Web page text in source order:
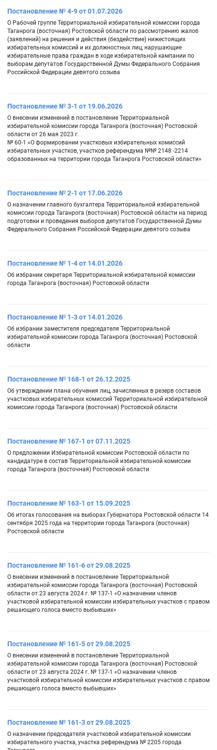
Постановление № 4-9 от 01.07.2026
О Рабочей группе Территориальной избирательной комиссии города
Таганрога (восточная) Ростовской области по рассмотрению жалоб
(заявлений) на решения и действия (бездействие) нижестоящих
избирательных комиссий и их должностных лиц, нарушающие
избирательные права граждан в ходе избирательной кампании по
выборам депутатов Государственной Думы Федерального Собрания
Российской Федерации девятого созыва
Постановление № 3-1 от 19.06.2026
О внесении изменений в постановление Территориальной
избирательной комиссии города Таганрога (восточная) Ростовской
области от 26 мая 2023 г.
№ 60-1 «О формировании участковых избирательных комиссий
избирательных участков, участков референдума №№ 2148 -2214
образованных на территории города Таганрога Ростовской области»
Постановление № 2-1 от 17.06.2026
О назначении главного бухгалтера Территориальной избирательной
комиссии города Таганрога (восточная) Ростовской области на период
подготовки и проведения выборов депутатов Государственной Думы
Федерального Собрания Российской Федерации девятого созыва
Постановление № 1-4 от 14.01.2026
Об избрании секретаря Территориальной избирательной комиссии
города Таганрога (восточная) Ростовской области
Постановление № 1-3 от 14.01.2026
Об избрании заместителя председателя Территориальной
избирательной комиссии города Таганрога (восточная) Ростовской
области
Постановление № 168-1 от 26.12.2025
Об утверждении плана обучения лиц, зачисленных в резерв составов
участковых избирательных комиссий Территориальной избирательной
комиссии города Таганрога (восточная) Ростовской области
Постановление № 167-1 от 07.11.2025
О предложении Избирательной комиссии Ростовской области по
кандидатуре в состав Территориальной избирательной комиссии
города Таганрога (восточная) Ростовской области
Постановление № 163-1 от 15.09.2025
Об итогах голосования на выборах Губернатора Ростовской области 14
сентября 2025 года на территории города Таганрога (восточная)
Ростовской области
Постановление № 161-6 от 29.08.2025
О внесении изменений в постановление Территориальной
избирательной комиссии города Таганрога (восточная) Ростовской
области от 23 августа 2024 г. № 137-1 «О назначении членов
участковой избирательной комиссии избирательных участков с правом
решающего голоса вместо выбывших»
Постановление № 161-5 от 29.08.2025
О внесении изменений в постановление Территориальной
избирательной комиссии города Таганрога (восточная) Ростовской
области от 23 августа 2024 г. № 137-1 «О назначении членов
участковой избирательной комиссии избирательных участков с правом
решающего голоса вместо выбывших»
Постановление № 161-3 от 29.08.2025
О назначении председателя участковой избирательной комиссии
избирательного участка, участка референдума № 2205 города